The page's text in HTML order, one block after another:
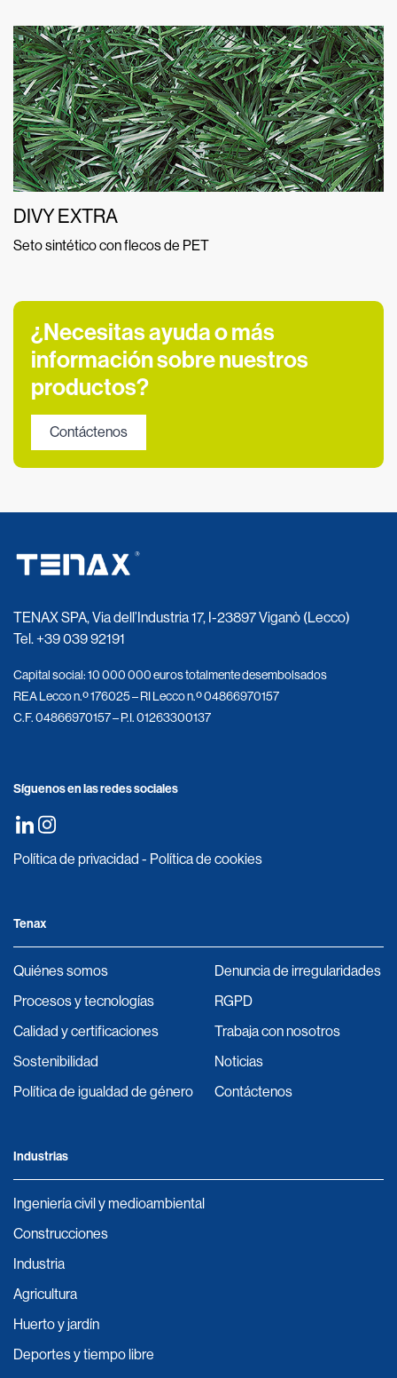
DIVY EXTRA
Seto sintético con flecos de PET
¿Necesitas ayuda o más
información sobre nuestros
productos?
Contáctenos
TENAX SPA, Via dell’Industria 17, I-23897 Viganò (Lecco)
Tel.+39 039 92191
Capital social: 10 000 000 euros totalmente desembolsados
REA Lecco n.º 176025 – RI Lecco n.º 04866970157
C.F. 04866970157 – P.I. 01263300137
Síguenos en las redes sociales
Política de privacidad - Política de cookies
Tenax
Quiénes somos
Procesos y tecnologías
Calidad y certificaciones
Sostenibilidad
Política de igualdad de género
Denuncia de irregularidades
RGPD
Trabaja con nosotros
Noticias
Contáctenos
Industrias
Ingeniería civil y medioambiental
Construcciones
Industria
Agricultura
Huerto y jardín
Deportes y tiempo libre